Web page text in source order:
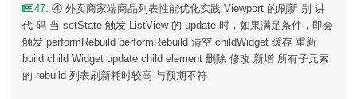
47. ④ 外卖商家端商品列表性能优化实践 Viewport 的刷新 别 讲
代 码 当 setState 触发 ListView 的 update 时，如果满足条件，即会
触发 performRebuild performRebuild 清空 childWidget 缓存 重新
build child Widget update child element 删除 修改 新增 所有子元素
的 rebuild 列表刷新耗时较高 与预期不符